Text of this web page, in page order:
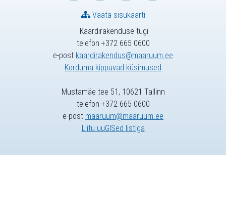
Kaardirakenduse tugi
telefon +372 665 0600
e-post kaardirakendus@maaruum.ee
Korduma kippuvad küsimused
Vaata sisukaarti
Mustamäe tee 51, 10621 Tallinn
telefon +372 665 0600
e-post maaruum@maaruum.ee
Liitu uuGISed listiga